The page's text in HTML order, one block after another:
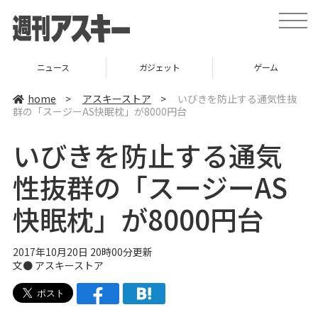
t
o
a
v
ニュース ガジェット ゲーム
home > アスキーストア >
いびきを防止する通気性抜
群の「スージーAS快眠枕」が8000円台
いびきを防止する通気
性抜群の「スージーAS
快眠枕」が8000円台
2017年10月20日 20時00分更新
文● アスキーストア